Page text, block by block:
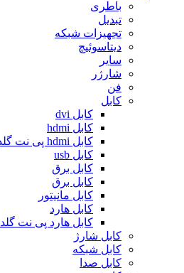
باطری
تبدیل
تجهیزات شبکه
دیتاسوئیچ
سایر
شارژر
فن
کابل
کابل dvi
کابل hdmi
کابل hdmi پی نت گلد
کابل usb
کابل برق
کابل برق
کابل مانیتور
کابل هارد
کابل هارد پی نت گلد
کابل شارژ
کابل شبکه
کابل صدا